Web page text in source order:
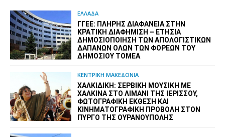
ΕΛΛΑΔΑ
ΓΓΕΕ: ΠΛΉΡΗΣ ΔΙΑΦΆΝΕΙΑ ΣΤΗΝ
ΚΡΑΤΙΚΉ ΔΙΑΦΉΜΙΣΗ – EΤΉΣΙΑ
ΔΗΜΟΣΙΟΠΟΊΗΣΗ ΤΩΝ ΑΠΟΛΟΓΙΣΤΙΚΏΝ
ΔΑΠΑΝΏΝ ΌΛΩΝ ΤΩΝ ΦΟΡΈΩΝ ΤΟΥ
ΔΗΜΟΣΊΟΥ ΤΟΜΈΑ
ΚΕΝΤΡΙΚΗ ΜΑΚΕΔΟΝΙΑ
ΧΑΛΚΙΔΙΚΉ: ΣΕΡΒΙΚΉ ΜΟΥΣΙΚΉ ΜΕ
ΧΆΛΚΙΝΑ ΣΤΟ ΛΙΜΆΝΙ ΤΗΣ ΙΕΡΙΣΣΟΎ,
ΦΩΤΟΓΡΑΦΙΚΉ ΈΚΘΕΣΗ ΚΑΙ
ΚΙΝΗΜΑΤΟΓΡΑΦΙΚΉ ΠΡΟΒΟΛΉ ΣΤΟΝ
ΠΎΡΓΟ ΤΗΣ ΟΥΡΑΝΟΎΠΟΛΗΣ